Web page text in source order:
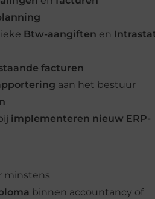
Btw-aangiften en
facturen
aan het bestuur
implementeren nieuw ERP-
minstens
binnen accountancy of